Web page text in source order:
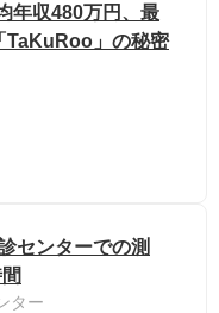
年収480万円、最
TaKuRoo」の秘密
センターでの測
ター